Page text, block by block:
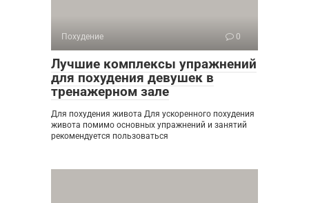
Похудение 0
Лучшие комплексы упражнений
для похудения девушек в
тренажерном зале
Для похудения живота Для ускоренного похудения
живота помимо основных упражнений и занятий
рекомендуется пользоваться